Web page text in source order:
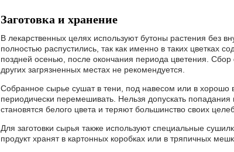
Заготовка и хранение
В лекарственных целях используют бутоны растения без
полностью распустились, так как именно в таких цветках
поздней осенью, после окончания периода цветения. Сбор
других загрязненных местах не рекомендуется.
Собранное сырье сушат в тени, под навесом или в
периодически перемешивать. Нельзя допускать
становятся белого цвета и теряют большинство своих
Для заготовки сырья также используют специальные
продукт хранят в картонных коробках или в тряпичных